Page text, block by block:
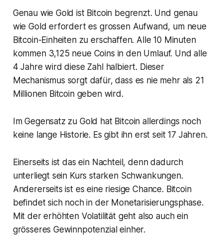
Genau wie Gold ist Bitcoin begrenzt. Und genau
wie Gold erfordert es grossen Aufwand, um neue
Bitcoin-Einheiten zu erschaffen. Alle 10 Minuten
kommen 3,125 neue Coins in den Umlauf. Und alle
4 Jahre wird diese Zahl halbiert. Dieser
Mechanismus sorgt dafür, dass es nie mehr als 21
Millionen Bitcoin geben wird.
Im Gegensatz zu Gold hat Bitcoin allerdings noch
keine lange Historie. Es gibt ihn erst seit 17 Jahren.
Einerseits ist das ein Nachteil, denn dadurch
unterliegt sein Kurs starken Schwankungen.
Andererseits ist es eine riesige Chance. Bitcoin
befindet sich noch in der Monetarisierungsphase.
Mit der erhöhten Volatilität geht also auch ein
grösseres Gewinnpotenzial einher.